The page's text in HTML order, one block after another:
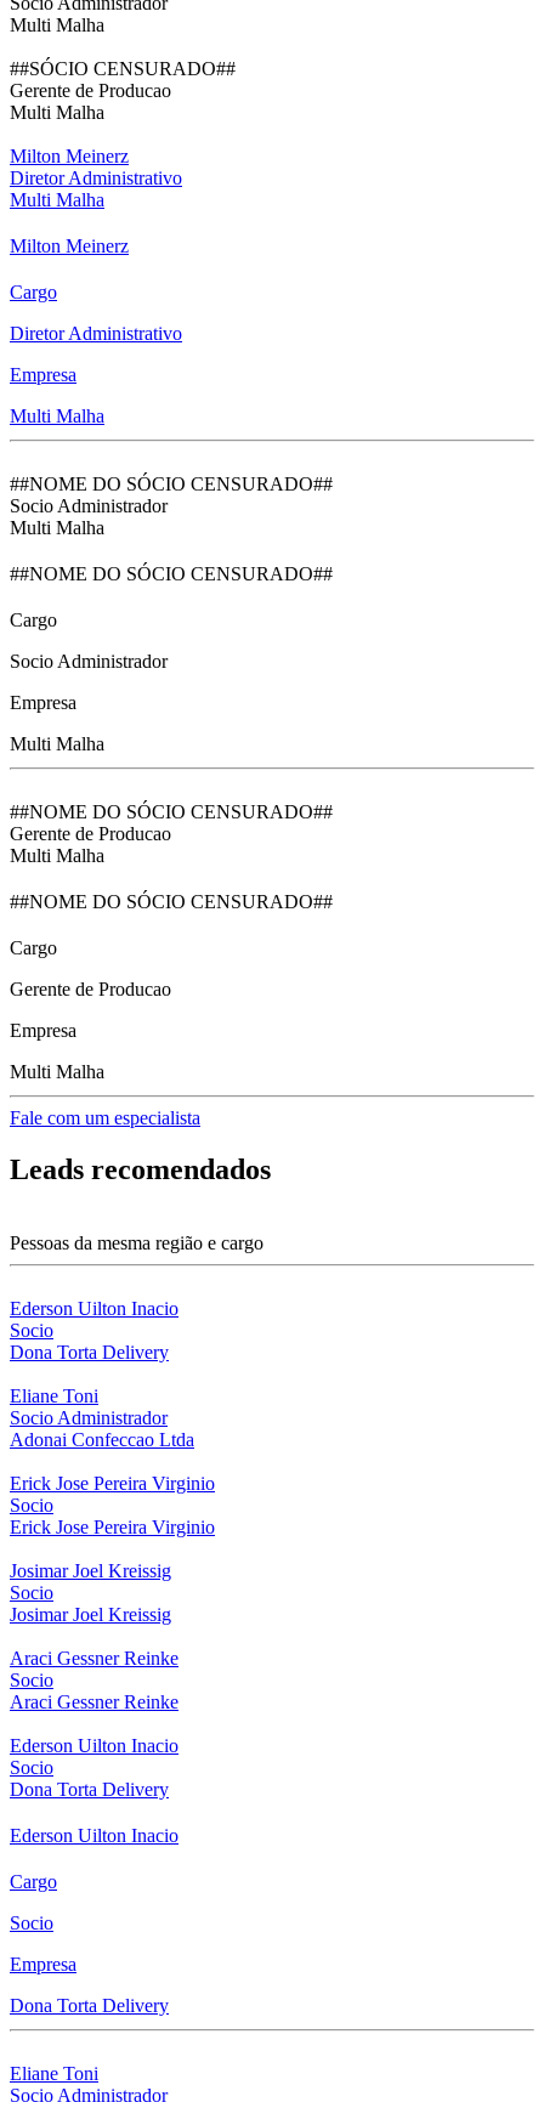
Multi Malha
##SÓCIO CENSURADO##
Gerente de Producao
Multi Malha
Milton Meinerz
Diretor Administrativo
Multi Malha
Milton Meinerz
Cargo
Diretor Administrativo
Empresa
Multi Malha
##NOME DO SÓCIO CENSURADO##
Socio Administrador
Multi Malha
##NOME DO SÓCIO CENSURADO##
Cargo
Socio Administrador
Empresa
Multi Malha
##NOME DO SÓCIO CENSURADO##
Gerente de Producao
Multi Malha
##NOME DO SÓCIO CENSURADO##
Cargo
Gerente de Producao
Empresa
Multi Malha
Fale com um especialista
Leads recomendados
Pessoas da mesma região e cargo
Ederson Uilton Inacio
Socio
Dona Torta Delivery
Eliane Toni
Socio Administrador
Adonai Confeccao Ltda
Erick Jose Pereira Virginio
Socio
Erick Jose Pereira Virginio
Josimar Joel Kreissig
Socio
Josimar Joel Kreissig
Araci Gessner Reinke
Socio
Araci Gessner Reinke
Ederson Uilton Inacio
Socio
Dona Torta Delivery
Ederson Uilton Inacio
Cargo
Socio
Empresa
Dona Torta Delivery
Eliane Toni
Socio Administrador